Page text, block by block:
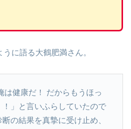
に語る大鶴肥満さん。
は健康だ！ だからもうほっ
！」と言いふらしていたので
の結果を真摯に受け止め、